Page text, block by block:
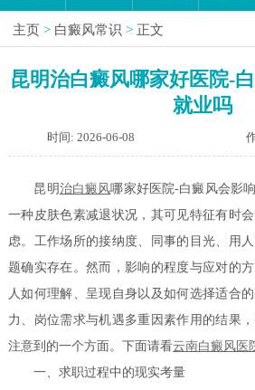
主页 > 白癜风常识 > 正文
昆明治白癜风哪家好医院-
就业吗
时间: 2026-06-08
昆明治白癜风哪家好医院-白癜风会影
一种皮肤色素减退状况，其可见特征有时
虑。工作场所的接纳度、同事的目光、用
题确实存在。然而，影响的程度与应对的
人如何理解、呈现自身以及如何选择适合
力、岗位需求与机遇多重因素作用的结果
注意到的一个方面。下面请看云南白癜风医
一、求职过程中的现实考量